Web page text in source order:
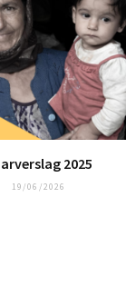
2025
19/06/2026